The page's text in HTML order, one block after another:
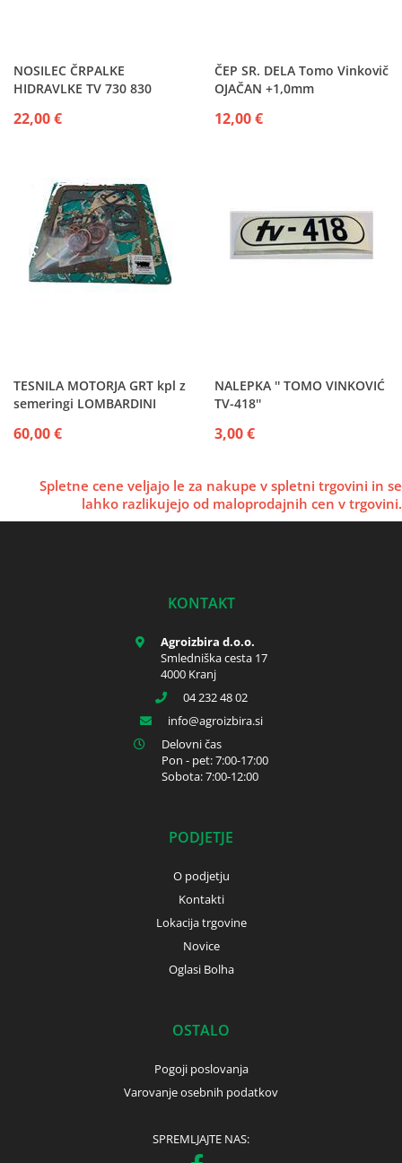
NOSILEC ČRPALKE
HIDRAVLKE TV 730 830
22,00 €
ČEP SR. DELA Tomo Vinkovič
OJAČAN +1,0mm
12,00 €
TESNILA MOTORJA GRT kpl z
semeringi LOMBARDINI
9LD626
60,00 €
NALEPKA '' TOMO VINKOVIĆ
TV-418''
3,00 €
Spletne cene veljajo le za nakupe v spletni trgovini in se
lahko razlikujejo od maloprodajnih cen v trgovini.
KONTAKT
Agroizbira d.o.o.
Smledniška cesta 17
4000 Kranj
04 232 48 02
info
agroizbira.si
Delovni čas
Pon - pet: 7:00-17:00
Sobota: 7:00-12:00
PODJETJE
O podjetju
Kontakti
Lokacija trgovine
Novice
Oglasi Bolha
OSTALO
Pogoji poslovanja
Varovanje osebnih podatkov
SPREMLJAJTE NAS: